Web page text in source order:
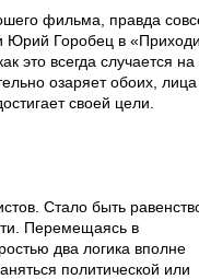
фильма, правда
Юрий Горобец в
это всегда случается на
озаряет обоих, лица
своей цели.
Стало быть
Перемещаясь в
два логика вполне
политической или